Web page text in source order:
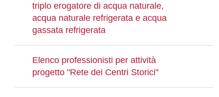
triplo erogatore di acqua naturale,
acqua naturale refrigerata e acqua
gassata refrigerata
Elenco professionisti per attività
progetto "Rete dei Centri Storici"